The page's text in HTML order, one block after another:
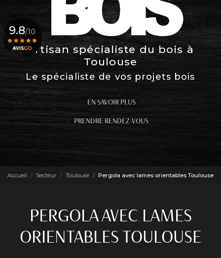
Artisan spécialiste du bois à
Toulouse
Le spécialiste de vos projets bois
EN SAVOIR PLUS
PRENDRE RENDEZ-VOUS
9.8/10
Accueil Secteur Toulouse Pergola avec lames orientables Toulouse
PERGOLA AVEC LAMES
ORIENTABLES TOULOUSE